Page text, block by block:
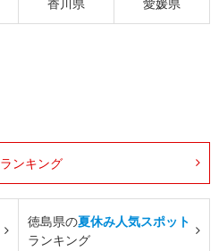
ランキング
徳島県の夏休み人気スポット
ランキング